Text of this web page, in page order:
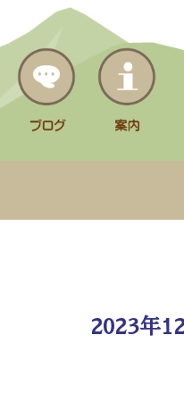
2023年